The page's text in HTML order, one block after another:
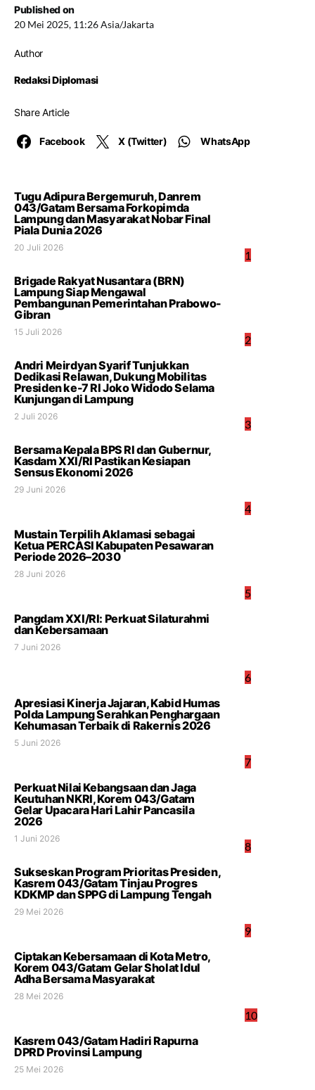
Published on
20 Mei 2025, 11:26 Asia/Jakarta
Author
Redaksi Diplomasi
Share Article
Facebook X (Twitter) WhatsApp
1
Tugu Adipura Bergemuruh, Danrem
043/Gatam Bersama Forkopimda
Lampung dan Masyarakat Nobar Final
Piala Dunia 2026
20 Juli 2026
2
Brigade Rakyat Nusantara (BRN)
Lampung Siap Mengawal
Pembangunan Pemerintahan Prabowo-
Gibran
15 Juli 2026
3
Andri Meirdyan Syarif Tunjukkan
Dedikasi Relawan, Dukung Mobilitas
Presiden ke-7 RI Joko Widodo Selama
Kunjungan di Lampung
2 Juli 2026
4
Bersama Kepala BPS RI dan Gubernur,
Kasdam XXI/RI Pastikan Kesiapan
Sensus Ekonomi 2026
29 Juni 2026
5
Mustain Terpilih Aklamasi sebagai
Ketua PERCASI Kabupaten Pesawaran
Periode 2026–2030
28 Juni 2026
6
Pangdam XXI/RI: Perkuat Silaturahmi
dan Kebersamaan
7 Juni 2026
7
Apresiasi Kinerja Jajaran, Kabid Humas
Polda Lampung Serahkan Penghargaan
Kehumasan Terbaik di Rakernis 2026
5 Juni 2026
8
Perkuat Nilai Kebangsaan dan Jaga
Keutuhan NKRI, Korem 043/Gatam
Gelar Upacara Hari Lahir Pancasila
2026
1 Juni 2026
9
Sukseskan Program Prioritas Presiden,
Kasrem 043/Gatam Tinjau Progres
KDKMP dan SPPG di Lampung Tengah
29 Mei 2026
10
Ciptakan Kebersamaan di Kota Metro,
Korem 043/Gatam Gelar Sholat Idul
Adha Bersama Masyarakat
28 Mei 2026
Kasrem 043/Gatam Hadiri Rapurna
DPRD Provinsi Lampung
25 Mei 2026